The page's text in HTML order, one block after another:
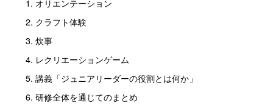
​​​​オリエンテーション
クラフト体験
炊事
​​​​レクリエーションゲーム
講義「ジュニアリーダーの役割とは何か」
研修全体を通じてのまとめ